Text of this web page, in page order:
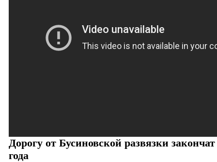
Дорогу от Бусиновской развязки
года